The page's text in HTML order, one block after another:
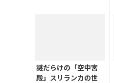
謎だらけの「空中宮
殿」スリランカの世